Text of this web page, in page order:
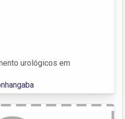
urológicos em